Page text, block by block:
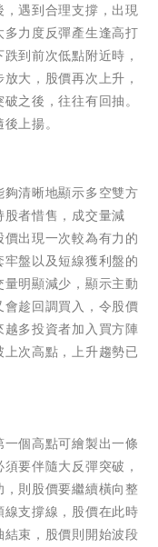
遇到合理支撐，出現
力度反彈產生逢高打
到前次低點附近時，
大，股價再次上升，
之後，往往有回抽。
上揚。
清晰地顯示多空雙方
者惜售，成交量減
出現一次較為有力的
盤以及短線獲利盤的
明顯減少，顯示主動
趁回調買入，令股價
多投資者加入買方陣
次高點，上升趨勢已
個高點可繪製出一條
要伴隨大反彈突破，
則股價要繼續橫向整
支撐線，股價在此時
束，股價則開始波段